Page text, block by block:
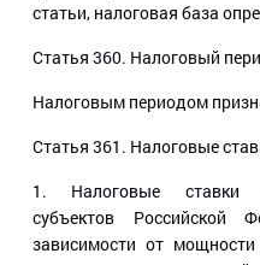
статьи, налоговая база
Статья 360. Налоговый
Налоговым периодом
Статья 361 . Налоговые
1. Налоговые ставки
субъектов Российской
зависимости от мощности